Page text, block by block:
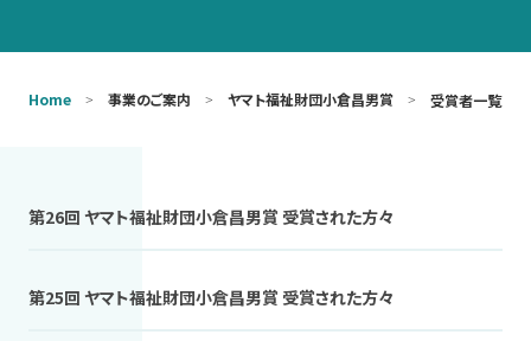
Home 事業のご案内 ヤマト福祉財団小倉昌男賞 受賞者一覧
第26回 ヤマト福祉財団小倉昌男賞 受賞された方々
第25回 ヤマト福祉財団小倉昌男賞 受賞された方々